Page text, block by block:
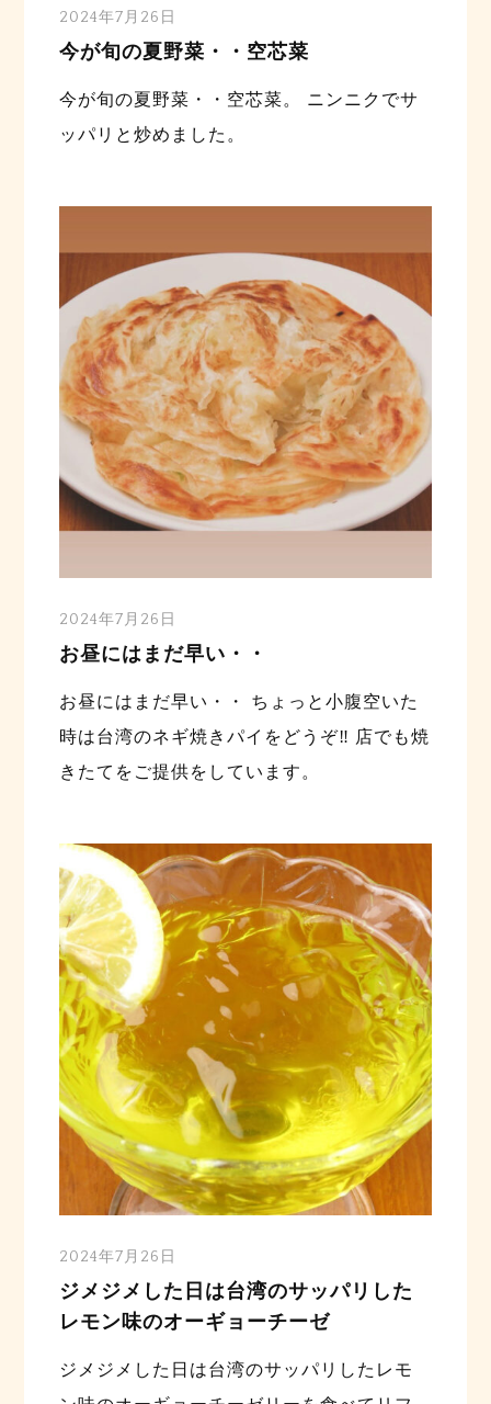
2024年7月26日
今が旬の夏野菜・・空芯菜
今が旬の夏野菜・・空芯菜。 ニンニクでサ
ッパリと炒めました。
2024年7月26日
お昼にはまだ早い・・
お昼にはまだ早い・・ ちょっと小腹空いた
時は台湾のネギ焼きパイをどうぞ‼️ 店でも焼
きたてをご提供をしています。
2024年7月26日
ジメジメした日は台湾のサッパリした
レモン味のオーギョーチーゼ
ジメジメした日は台湾のサッパリしたレモ